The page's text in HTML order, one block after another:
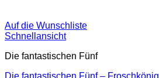
Auf die Wunschliste
Schnellansicht
Die fantastischen Fünf